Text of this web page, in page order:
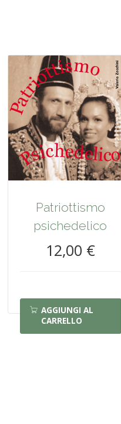
Patriottismo
psichedelico
12,00 €
AGGIUNGI AL
CARRELLO